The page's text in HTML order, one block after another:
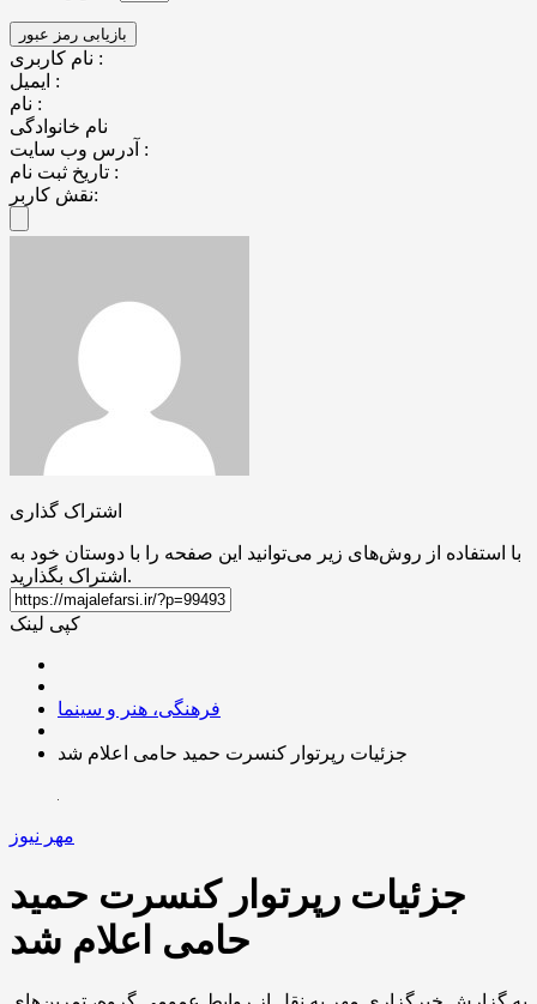
نام کاربری :
ایمیل :
نام :
نام خانوادگی
آدرس وب سایت :
تاریخ ثبت نام :
نقش کاربر:
اشتراک گذاری
با استفاده از روش‌های زیر می‌توانید این صفحه را با دوستان خود به
اشتراک بگذارید.
کپی لینک
فرهنگی، هنر و سینما
جزئیات رپرتوار کنسرت حمید حامی اعلام شد
مهر نیوز
جزئیات رپرتوار کنسرت حمید
حامی اعلام شد